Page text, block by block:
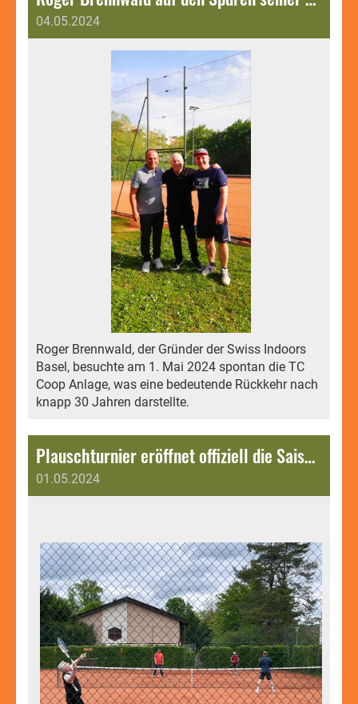
04.05.2024
Roger Brennwald, der Gründer der Swiss Indoors
Basel, besuchte am 1. Mai 2024 spontan die TC
Coop Anlage, was eine bedeutende Rückkehr nach
knapp 30 Jahren darstellte.
Plauschturnier eröffnet offiziell die Saison 2024.
01.05.2024